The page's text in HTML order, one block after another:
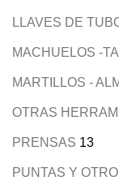
LLAVES DE
MACHUELOS -
MARTILLOS -
OTRAS
PRENSAS 13
PUNTAS Y